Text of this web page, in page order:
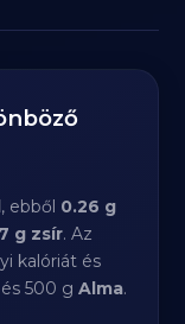
, ebből 0.26 g
g zsír. Az
kalóriát és
és 500 gAlma.